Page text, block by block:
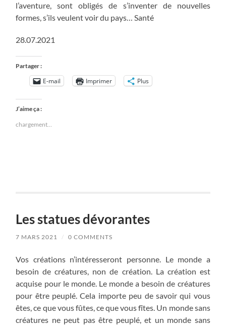
l’aventure, sont obligés de s’inventer de nouvelles
formes, s’ils veulent voir du pays… Santé
28.07.2021
Partager :
E-mail Imprimer Plus
J’aime ça :
chargement…
Les statues dévorantes
7 MARS 2021 / 0 COMMENTS
Vos créations n’intéresseront personne. Le monde a
besoin de créatures, non de création. La création est
acquise pour le monde. Le monde a besoin de créatures
pour être peuplé. Cela importe peu de savoir qui vous
êtes, ce que vous fûtes, ce que vous fîtes. Un monde sans
créatures ne peut pas être peuplé, et un monde sans